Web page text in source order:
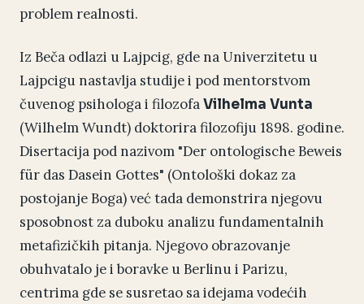
problem realnosti.
Iz Beča odlazi u Lajpcig, gde na Univerzitetu u
Lajpcigu nastavlja studije i pod mentorstvom
čuvenog psihologa i filozofaVilhelma Vunta
(Wilhelm Wundt) doktorira filozofiju 1898. godine.
Disertacija pod nazivom "Der ontologische Beweis
für das Dasein Gottes" (Ontološki dokaz za
postojanje Boga) već tada demonstrira njegovu
sposobnost za duboku analizu fundamentalnih
metafizičkih pitanja. Njegovo obrazovanje
obuhvatalo je i boravke u Berlinu i Parizu,
centrima gde se susretao sa idejama vodećih